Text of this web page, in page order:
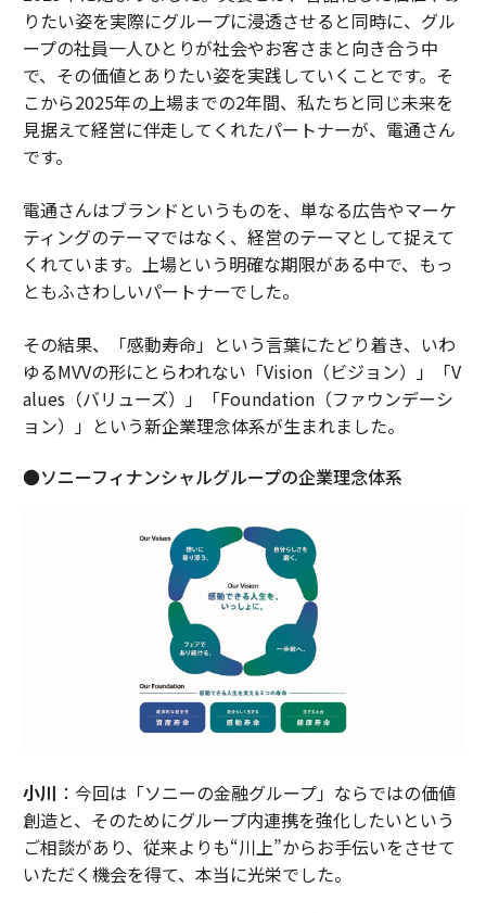
りたい姿を実際にグループに浸透させると同時に、グル
ープの社員一人ひとりが社会やお客さまと向き合う中
で、その価値とありたい姿を実践していくことです。そ
こから2025年の上場までの2年間、私たちと同じ未来を
見据えて経営に伴走してくれたパートナーが、電通さん
です。
電通さんはブランドというものを、単なる広告やマーケ
ティングのテーマではなく、経営のテーマとして捉えて
くれています。上場という明確な期限がある中で、もっ
ともふさわしいパートナーでした。
その結果、「感動寿命」という言葉にたどり着き、いわ
ゆるMVVの形にとらわれない「Vision（ビジョン）」「V
alues（バリューズ）」「Foundation（ファウンデーシ
ョン）」という新企業理念体系が生まれました。
●ソニーフィナンシャルグループの企業理念体系
小川 ：今回は「ソニーの金融グループ」ならではの価値
創造と、そのためにグループ内連携を強化したいという
ご相談があり、従来よりも“川上”からお手伝いをさせて
いただく機会を得て、本当に光栄でした。